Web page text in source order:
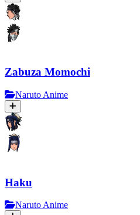
Zabuza Momochi
Naruto Anime
Haku
Naruto Anime